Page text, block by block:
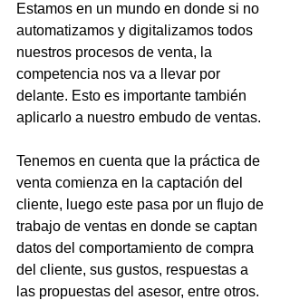
Estamos en un mundo en donde si no
automatizamos y digitalizamos todos
nuestros procesos de venta, la
competencia nos va a llevar por
delante. Esto es importante también
aplicarlo a nuestro embudo de ventas.
Tenemos en cuenta que la práctica de
venta comienza en la captación del
cliente, luego este pasa por un flujo de
trabajo de ventas en donde se captan
datos del comportamiento de compra
del cliente, sus gustos, respuestas a
las propuestas del asesor, entre otros.